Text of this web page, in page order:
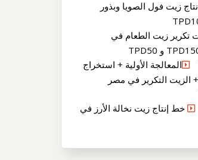
زيت فول الصويا وبذور
تكرير زيت الطعام في
120TPDالمعالجة الأولية + استخراج
الزيت التكرير في مصر
30TPD خط إنتاج زيت نخالة الأرز في